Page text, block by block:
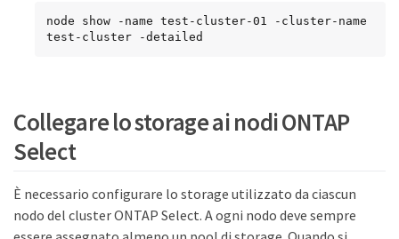
node show -name test-cluster-01 -cluster-name
test-cluster -detailed
Collegare lo storage ai nodi ONTAP
Select
È necessario configurare lo storage utilizzato da ciascun
nodo del cluster ONTAP Select. A ogni nodo deve sempre